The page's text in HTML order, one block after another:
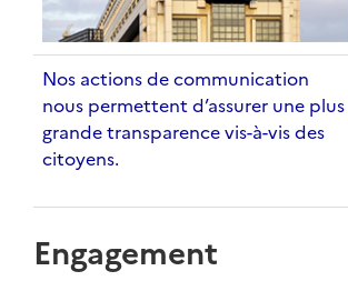
Nos actions de communication
nous permettent d’assurer une plus
grande transparence vis-à-vis des
citoyens.
Engagement